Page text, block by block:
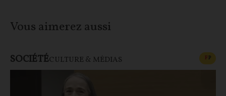
Vous aimerez aussi
SOCIÉTÉCULTURE & MÉDIAS FP